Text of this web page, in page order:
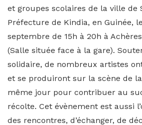
et groupes scolaires de la ville de
Préfecture de Kindia, en Guinée,
septembre de 15h à 20h à
(Salle située face à la gare).
solidaire, de nombreux artistes
et se produiront sur la scène de
même jour pour contribuer au
récolte. Cet évènement est aussi
des rencontres, d’échanger, de